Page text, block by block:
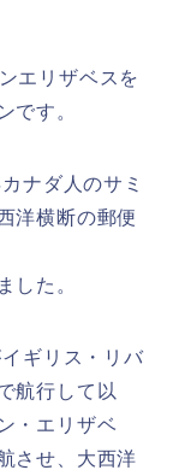
エリザベスを
です。
ナダ人のサミ
洋横断の郵便
した。
ギリス・リバ
航行して以
・エリザベ
させ、大西洋